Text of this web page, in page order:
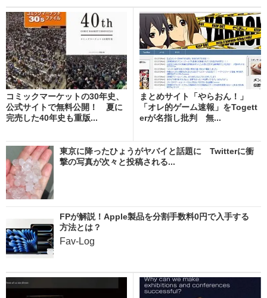
コミックマーケットの30年史、
公式サイトで無料公開！ 夏に
完売した40年史も重版...
まとめサイト「やらおん！」
「オレ的ゲーム速報」をTogett
erが名指し批判 無...
東京に降ったひょうがヤバイと話題に Twitterに衝
撃の写真が次々と投稿される...
FPが解説！Apple製品を分割手数料0円で入手する
方法とは？
Fav-Log